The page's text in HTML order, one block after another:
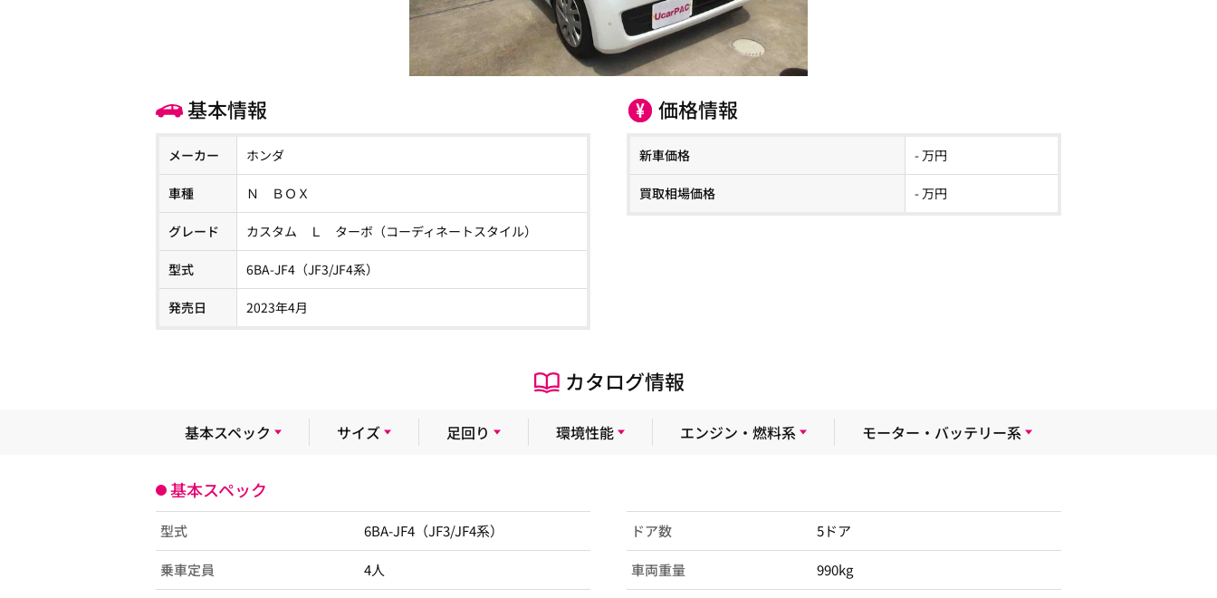
基本情報
メーカー ホンダ
車種 Ｎ ＢＯＸ
グレード カスタム Ｌ ターボ（コーディネートスタイル）
型式 6BA-JF4（JF3/JF4系）
発売日 2023年4月
価格情報
新車価格 - 万円
買取相場価格 - 万円
カタログ情報
基本スペック サイズ 足回り 環境性能 エンジン・燃料系 モーター・バッテリー系
基本スペック
型式 6BA-JF4（JF3/JF4系） ドア数 5ドア
乗車定員 4人 車両重量 990kg